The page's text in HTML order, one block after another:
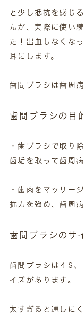
と少し抵抗を感じ
んが、実際に使い
た！出血しなくな
耳にします。
歯間ブラシは歯周
歯間ブラシの目
・歯ブラシで取り
歯垢を取って歯周
・歯肉をマッサー
抗力を強め、歯周
歯間ブラシのサ
歯間ブラシは４S
イズがあります。
太すぎると通しに